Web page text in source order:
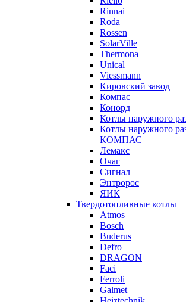
Rinnai
Roda
Rossen
SolarVille
Thermona
Unical
Viessmann
Кировский завод
Компас
Конорд
Котлы наружного
Котлы наружного
КОМПАС
Лемакс
Очаг
Сигнал
Энтророс
ЯИК
Твердотопливные котлы
Atmos
Bosch
Buderus
Defro
DRAGON
Faci
Ferroli
Galmet